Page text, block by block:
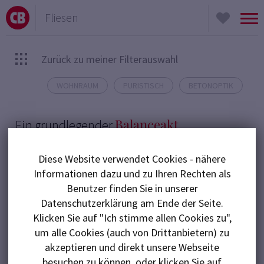
Fliesen
Zurück zu meiner Filterauswahl
Ein grundlegenderBalanceakt.
Abitare Grunge: Betonoptik mit leichtem Damaskus-
Muster
Abitares ausdrucksstarke Serie „Grunge“ ist gewiss
kein alltäglicher Anblick – und doch genau dafür
gemacht. Dabei ist es die besondere Oberfläche,
welche der Bodenfliese erst das einzigartige Flair
verleiht: Leicht damastene Muster ergänzen sich hier
Diese Website verwendet Cookies - nähere
Informationen dazu und zu Ihren Rechten als
Benutzer finden Sie in unserer
Datenschutzerklärung am Ende der Seite.
Klicken Sie auf "Ich stimme allen Cookies zu",
um alle Cookies (auch von Drittanbietern) zu
akzeptieren und direkt unsere Webseite